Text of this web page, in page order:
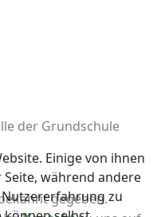
der Grundschule
gegeben.
Einige von ihnen
während andere
zu